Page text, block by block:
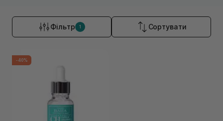
Фільтр 1 Сортувати
-40%